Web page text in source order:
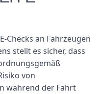
Checks an Fahrzeugen
stellt es sicher, dass
von
während der Fahrt